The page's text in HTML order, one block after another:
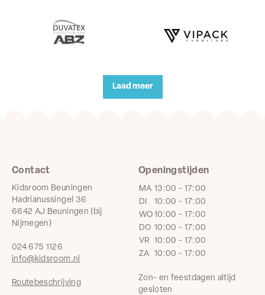
Laad meer
Contact
Kidsroom Beuningen
Hadrianussingel 36
6642 AJ Beuningen (bij
Nijmegen)
024 675 1126
info@kidsroom.nl
Routebeschrijving
Openingstijden
MA 13:00 - 17:00
DI
10:00 - 17:00
WO 10:00 - 17:00
DO 10:00 - 17:00
VR 10:00 - 17:00
ZA 10:00 - 17:00
Zon- en feestdagen altijd
gesloten